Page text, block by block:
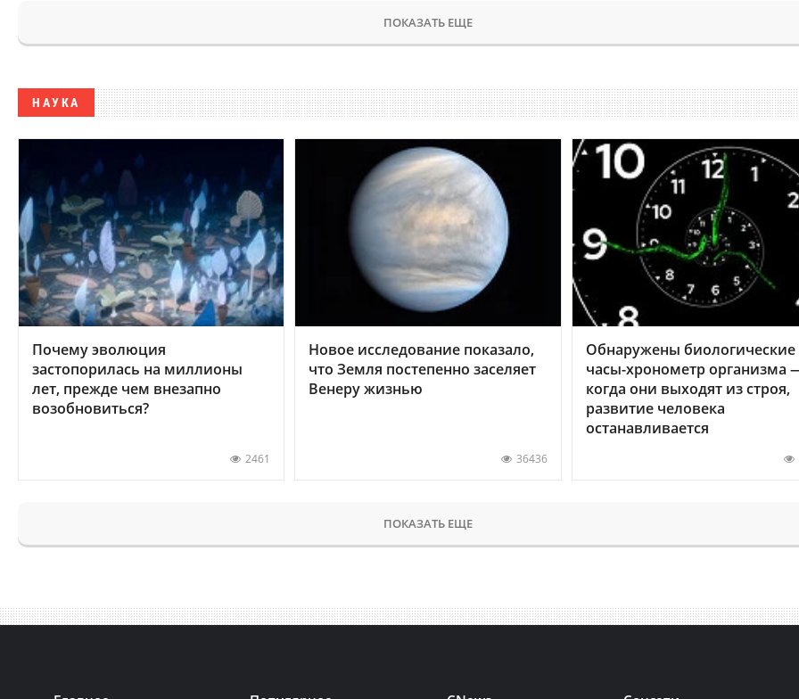
ПОКАЗАТЬ ЕЩЕ
НАУКА
Почему эволюция
застопорилась на миллионы
лет, прежде чем внезапно
возобновиться?
2461
Новое исследование показало,
что Земля постепенно заселяет
Венеру жизнью
36436
Обнаружены биологические
часы-хронометр организма
когда они выходят из строя,
развитие человека
останавливается
ПОКАЗАТЬ ЕЩЕ